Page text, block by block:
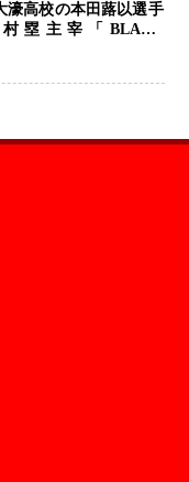
濠高校の本田蕗以選手
塁主宰「BLACK
2026」で存在